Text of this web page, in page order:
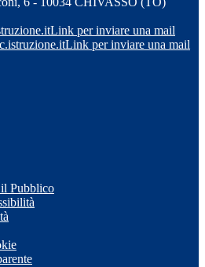
Link per inviare una mail
Link per inviare una mail
Pubblico